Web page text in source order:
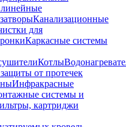
Канализационные
для
Каркасные системы
Котлы
от протечек
Инфракрасные
системы и
картриджи